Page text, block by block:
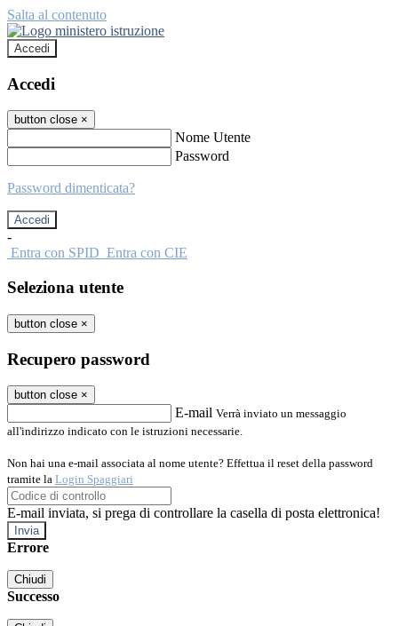
Salta al contenuto
Accedi
Accedi
button close ×
Nome Utente
Password
Password dimenticata?
-
Entra con SPID Entra con CIE
Seleziona utente
button close ×
Recupero password
button close ×
E-mail Verrà inviato un messaggio
all'indirizzo indicato con le istruzioni necessarie.
Non hai una e-mail associata al nome utente? Effettua il reset della password
tramite la Login Spaggiari
E-mail inviata, si prega di controllare la casella di posta elettronica!
Errore
Chiudi
Successo